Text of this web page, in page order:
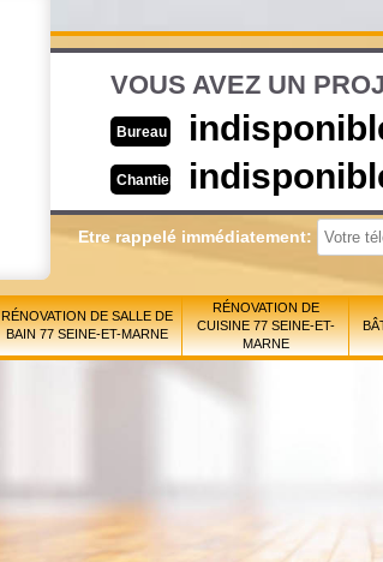
VOUS AVEZ UN
Bureau
Chantier
Etre rappelé immédiatement:
RÉNOVATION DE SALLE DE
BAIN 77 SEINE-ET-MARNE
RÉNOVATION DE
CUISINE 77 SEINE-ET-
MARNE